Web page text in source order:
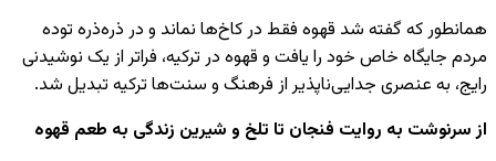
همانطور که گفته شد قهوه فقط در کاخ‌ها نماند و در ذره‌ذره توده
مردم جایگاه خاص خود را یافت و قهوه در ترکیه، فراتر از یک نوشیدنی
رایج، به عنصری جدایی‌ناپذیر از فرهنگ و سنت‌ها ترکیه تبدیل شد.
از سرنوشت به روایت فنجان تا تلخ و شیرین زندگی به طعم قهوه